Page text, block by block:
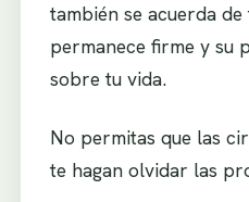
también se acuerda de
permanece firme y su
sobre tu vida.
No permitas que las
te hagan olvidar las